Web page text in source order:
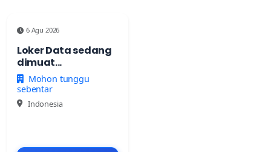
6 Agu 2026
Loker Data sedang
dimuat...
Mohon tunggu
sebentar
Indonesia